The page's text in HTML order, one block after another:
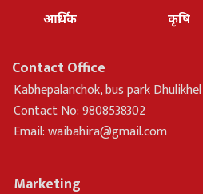
आर्थिक
कृषि
Contact Office
Kabhepalanchok, bus park Dhulikhel
Contact No: 9808538302
Email:waibahira@gmail.com
Marketing